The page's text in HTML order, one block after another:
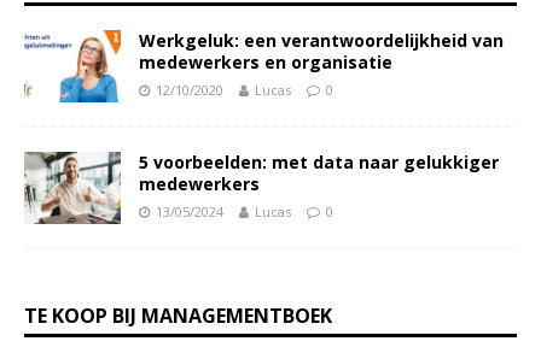
Werkgeluk: een verantwoordelijkheid van
medewerkers en organisatie
12/10/2020 Lucas 0
5 voorbeelden: met data naar gelukkiger
medewerkers
13/05/2024 Lucas 0
TE KOOP BIJ MANAGEMENTBOEK